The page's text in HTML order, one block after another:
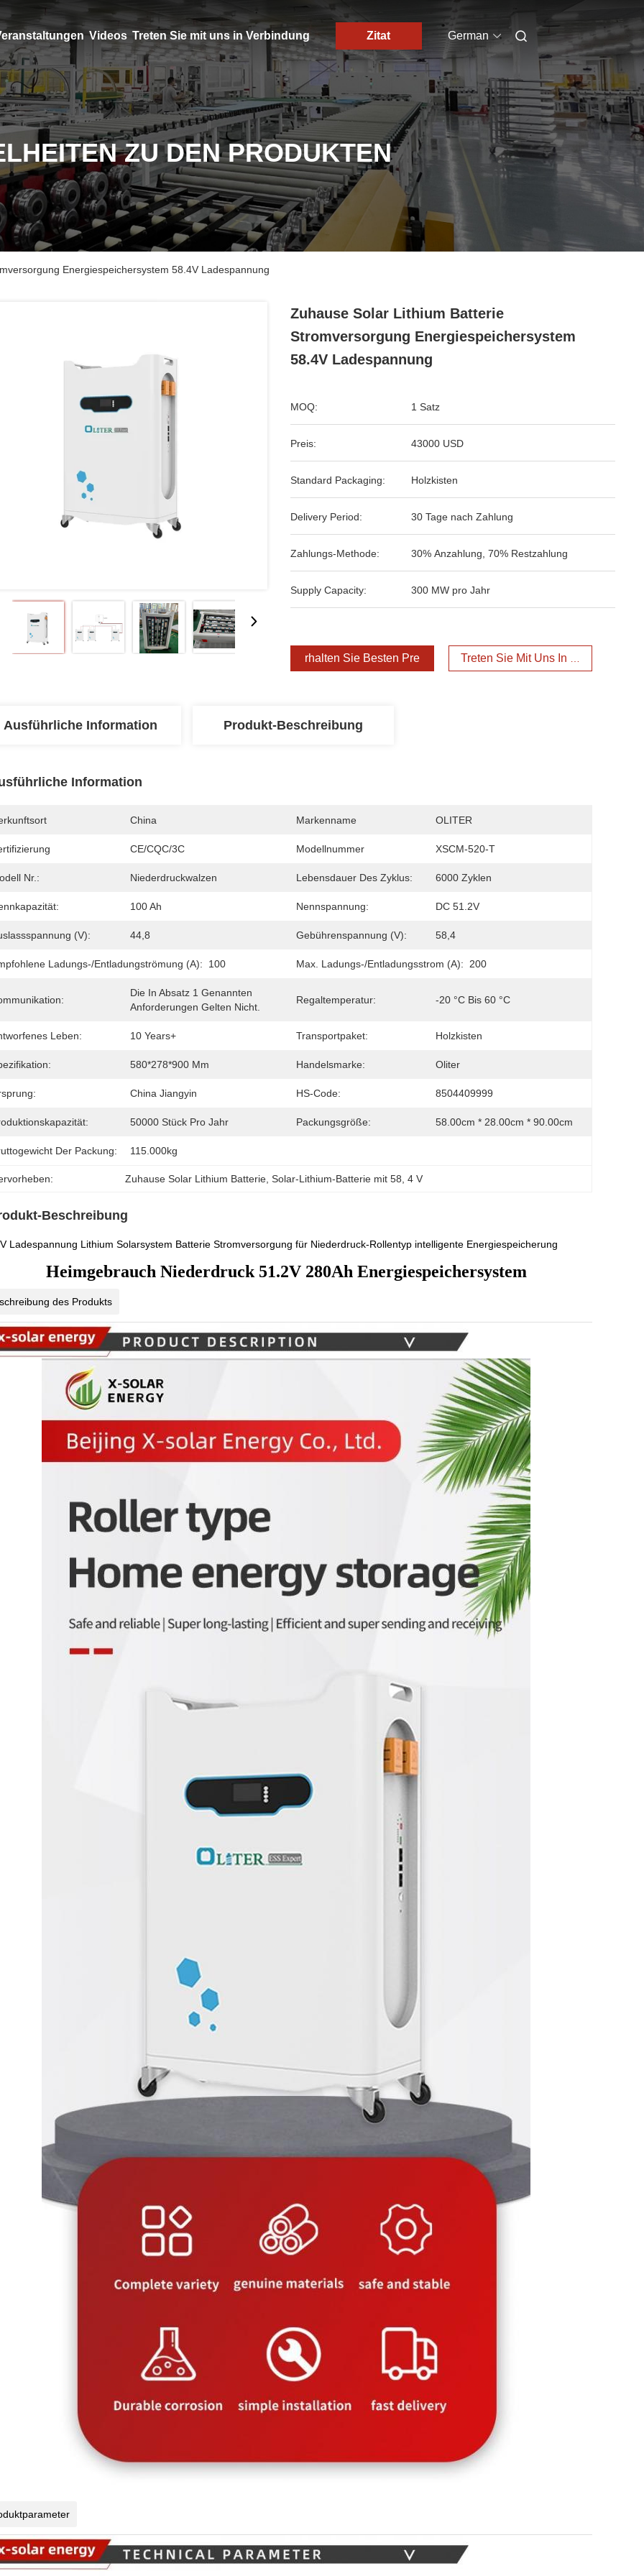
Videos Treten Sie mit uns in Verbindung Zitat German
ZU DEN PRODUKTEN
Energiespeichersystem 58.4V Ladespannung
Zuhause Solar Lithium Batterie
Stromversorgung Energiespeichersystem
58.4V Ladespannung
MOQ: 1 Satz
Preis: 43000 USD
Standard Packaging: Holzkisten
Delivery Period: 30 Tage nach Zahlung
Zahlungs-Methode: 30% Anzahlung, 70% Restzahlung
Supply Capacity: 300 MW pro Jahr
Erhalten Sie Besten Preis Treten Sie Mit Uns In Verbindung
Ausführliche Information Produkt-Beschreibung
Information
China Markenname OLITER
CE/CQC/3C Modellnummer XSCM-520-T
Nr.: Niederdruckwalzen Lebensdauer Des Zyklus: 6000 Zyklen
100 Ah Nennspannung: DC 51.2V
(V): 44,8 Gebührenspannung (V): 58,4
Ladungs-/Entladungströmung (a): 100 Max. Ladungs-/Entladungsstrom (a): 200
Die In Absatz 1 Genannten
Anforderungen Gelten Nicht.
Regaltemperatur: -20 °C Bis 60 °C
Leben: 10 Years+ Transportpaket: Holzkisten
580*278*900 Mm Handelsmarke: Oliter
China Jiangyin HS-Code: 8504409999
50000 Stück Pro Jahr Packungsgröße: 58.00cm * 28.00cm * 90.00cm
Der Packung: 115.000kg
Zuhause Solar Lithium Batterie , Solar-Lithium-Batterie mit 58 , 4 V
Beschreibung
Ladespannung Lithium Solarsystem Batterie Stromversorgung für Niederdruck-Rollentyp intelligente Energiespeicherung
Heimgebrauch Niederdruck 51.2V 280Ah Energiespeichersystem
des Produkts